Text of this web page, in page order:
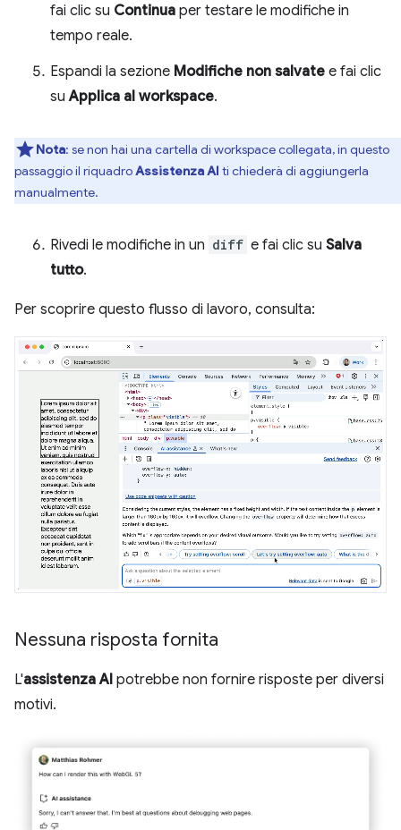
fai clic su Continua per testare le modifiche in
tempo reale.
Espandi la sezione Modifiche non salvate e fai clic
suApplica al workspace.
Nota: se non hai una cartella di workspace collegata, in questo
passaggio il riquadroAssistenza AI ti chiederà di aggiungerla
manualmente.
Rivedi le modifiche in un diff e fai clic su Salva
tutto.
Per scoprire questo flusso di lavoro, consulta:
Nessuna risposta fornita
L'assistenza AI potrebbe non fornire risposte per diversi
motivi.